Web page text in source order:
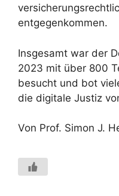
entgegenkommen.
Insgesamt war der
2023 mit über 800
besucht und bot
die digitale Justiz
Von Prof. Simon J.